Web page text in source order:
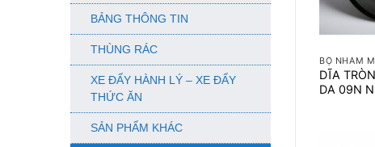
BẢNG THÔNG TIN
THÙNG RÁC
XE ĐẨY HÀNH LÝ – XE ĐẨY
THỨC ĂN
SẢN PHẨM KHÁC
BỘ NHÁM
DĨA
DA 09N